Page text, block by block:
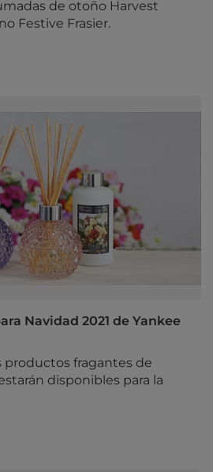
de otoño Harvest
Festive Frasier.
Navidad 2021 de Yankee
productos fragantes de
disponibles para la